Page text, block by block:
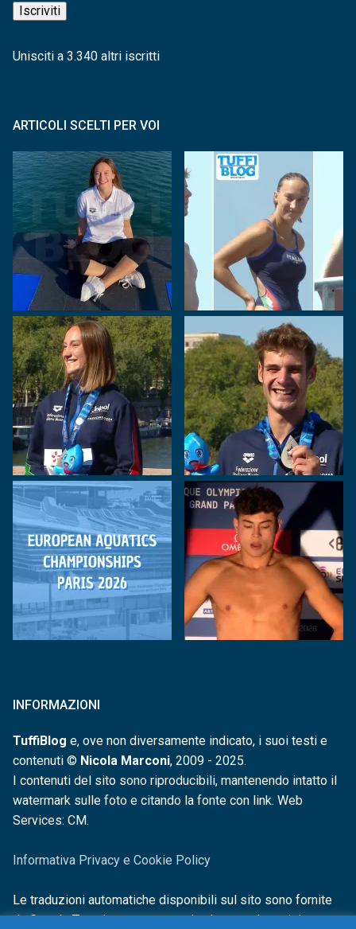
Iscriviti
Unisciti a 3.340 altri iscritti
ARTICOLI SCELTI PER VOI
INFORMAZIONI
TuffiBlog e, ove non diversamente indicato, i suoi testi e
contenuti © Nicola Marconi, 2009 - 2025.
I contenuti del sito sono riproducibili, mantenendo intatto il
watermark sulle foto e citando la fonte con link. Web
Services: CM.
Informativa Privacy e Cookie Policy
Le traduzioni automatiche disponibili sul sito sono fornite
da Google Translate e non sono in alcun modo revisionate o